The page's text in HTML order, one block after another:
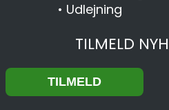
• Udlejning
TILMELD